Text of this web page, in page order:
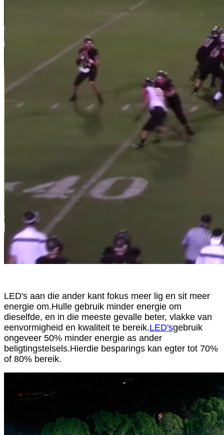
LED's aan die ander kant fokus meer lig en sit meer
energie om.Hulle gebruik minder energie om
dieselfde, en in die meeste gevalle beter, vlakke van
eenvormigheid en kwaliteit te bereik.LED'sgebruik
ongeveer 50% minder energie as ander
beligtingstelsels.Hierdie besparings kan egter tot 70%
of 80% bereik.